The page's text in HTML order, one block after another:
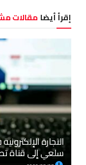
إقرأ أيضا مقالات
التجارة
سلعي إلى قناة